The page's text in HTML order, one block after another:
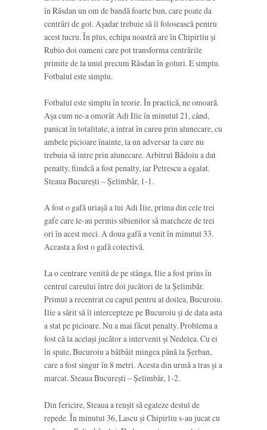
în Răsdan un om de bandă foarte bun, care poate da
centrări de gol. Așadar trebuie să îl folosească pentru
acest lucru. În plus, echipa noastră are în Chipirliu și
Rubio doi oameni care pot transforma centrările
primite de la unul precum Răsdan în goluri. E simplu.
Fotbalul este simplu.
Fotbalul este simplu în teorie. În practică, ne omoară.
Așa cum ne-a omorât Adi Ilie în minutul 21, când,
panicat în totalitate, a intrat în careu prin alunecare, cu
ambele picioare înainte, la un adversar la care nu
trebuia să intre prin alunecare. Arbitrul Bădoiu a dat
penalty, fiindcă a fost penalty, iar Petrescu a egalat.
Steaua București – Șelimbăr, 1-1.
A fost o gafă uriașă a lui Adi Ilie, prima din cele trei
gafe care le-au permis sibienilor să marcheze de trei
ori în acest meci. A doua gafă a venit în minutul 33.
Aceasta a fost o gafă colectivă.
La o centrare venită de pe stânga, Ilie a fost prins în
centrul careului între doi jucători de la Șelimbăr.
Primul a recentrat cu capul pentru al doilea, Bucuroiu.
Ilie a sărit să îl intercepteze pe Bucuroiu și de data asta
a stat pe picioare. Nu a mai făcut penalty. Problema a
fost că la același jucător a intervenit și Nedelea. Cu ei
în spate, Bucuroiu a bâlbâit mingea până la Șerban,
care a fost singur în 8 metri. Acesta din urmă a tras și a
marcat. Steaua București – Șelimbăr, 1-2.
Din fericire, Steaua a reușit să egaleze destul de
repede. În minutul 36, Lascu și Chipirliu s-au jucat cu